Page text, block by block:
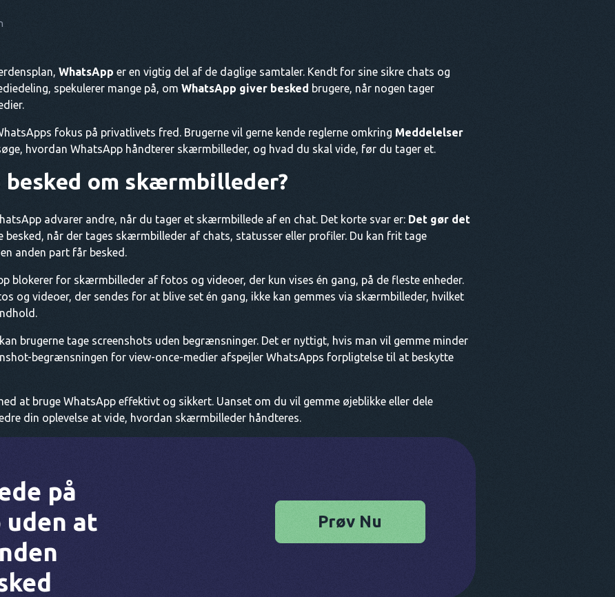
WhatsApp er en vigtig del af de daglige samtaler. Kendt for sine sikre chats og
spekulerer mange på, om WhatsApp giver besked brugere, når nogen tager
fokus på privatlivets fred. Brugerne vil gerne kende reglerne omkring Meddelelser
hvordan WhatsApp håndterer skærmbilleder, og hvad du skal vide, før du tager et.
besked om skærmbilleder?
advarer andre, når du tager et skærmbillede af en chat. Det korte svar er: Det gør det
besked, når der tages skærmbilleder af chats, statusser eller profiler. Du kan frit tage
anden part får besked.
blokerer for skærmbilleder af fotos og videoer, der kun vises én gang, på de fleste enheder.
og videoer, der sendes for at blive set én gang, ikke kan gemmes via skærmbilleder, hvilket
brugerne tage screenshots uden begrænsninger. Det er nyttigt, hvis man vil gemme minder
begrænsningen for view-once-medier afspejler WhatsApps forpligtelse til at beskytte
at bruge WhatsApp effektivt og sikkert. Uanset om du vil gemme øjeblikke eller dele
din oplevelse at vide, hvordan skærmbilleder håndteres.
på
uden at
Prøv Nu